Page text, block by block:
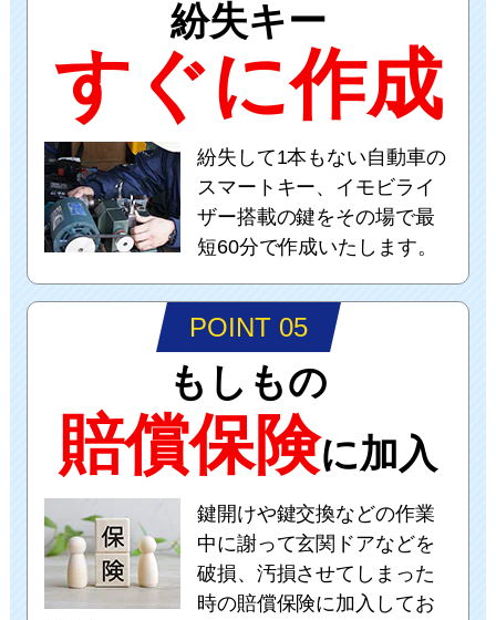
紛失キー
すぐに作成
紛失して1本もない自動車の
スマートキー、イモビライ
ザー搭載の鍵をその場で最
短60分で作成いたします。
POINT 05
もしもの
賠償保険に加入
鍵開けや鍵交換などの作業
中に謝って玄関ドアなどを
破損、汚損させてしまった
時の賠償保険に加入してお